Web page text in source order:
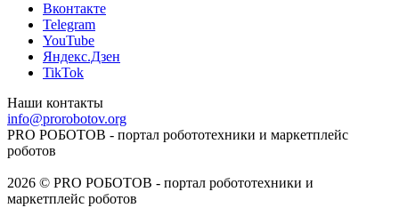
Вконтакте
Telegram
YouTube
Яндекс.Дзен
TikTok
Наши контакты
info@prorobotov.org
PRO РОБОТОВ - портал робототехники и маркетплейс
роботов
2026 © PRO РОБОТОВ - портал робототехники и
маркетплейс роботов